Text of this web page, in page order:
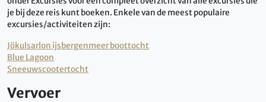
je bij deze reis kunt boeken. Enkele van de meest populaire
excursies/activiteiten zijn:
Jökulsarlon ijsbergenmeer boottocht
Blue Lagoon
Sneeuwscootertocht
Vervoer